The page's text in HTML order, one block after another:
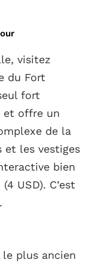
visitez
du Fort
fort
et offre un
de la
et les vestiges
bien
USD). C’est
plus ancien